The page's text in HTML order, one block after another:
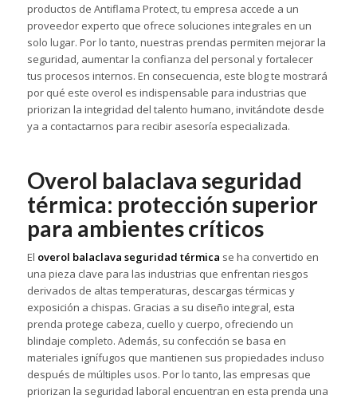
productos de Antiflama Protect, tu empresa accede a un
proveedor experto que ofrece soluciones integrales en un
solo lugar. Por lo tanto, nuestras prendas permiten mejorar la
seguridad, aumentar la confianza del personal y fortalecer
tus procesos internos. En consecuencia, este blog te mostrará
por qué este overol es indispensable para industrias que
priorizan la integridad del talento humano, invitándote desde
ya a contactarnos para recibir asesoría especializada.
Overol balaclava seguridad
térmica: protección superior
para ambientes críticos
El overol balaclava seguridad térmica se ha convertido en
una pieza clave para las industrias que enfrentan riesgos
derivados de altas temperaturas, descargas térmicas y
exposición a chispas. Gracias a su diseño integral, esta
prenda protege cabeza, cuello y cuerpo, ofreciendo un
blindaje completo. Además, su confección se basa en
materiales ignífugos que mantienen sus propiedades incluso
después de múltiples usos. Por lo tanto, las empresas que
priorizan la seguridad laboral encuentran en esta prenda una